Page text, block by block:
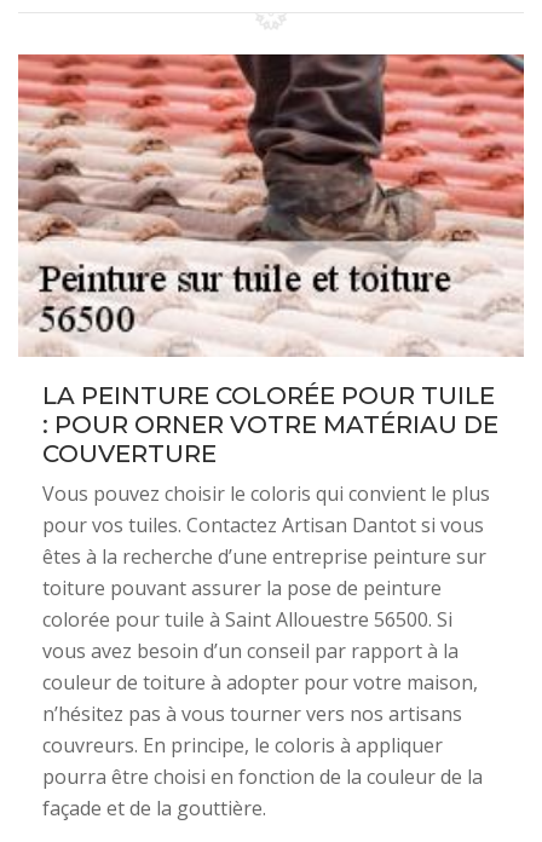
LA PEINTURE COLORÉE POUR TUILE
: POUR ORNER VOTRE MATÉRIAU DE
COUVERTURE
Vous pouvez choisir le coloris qui convient le plus
pour vos tuiles. Contactez Artisan Dantot si vous
êtes à la recherche d’une entreprise peinture sur
toiture pouvant assurer la pose de peinture
colorée pour tuile à Saint Allouestre 56500. Si
vous avez besoin d’un conseil par rapport à la
couleur de toiture à adopter pour votre maison,
n’hésitez pas à vous tourner vers nos artisans
couvreurs. En principe, le coloris à appliquer
pourra être choisi en fonction de la couleur de la
façade et de la gouttière.